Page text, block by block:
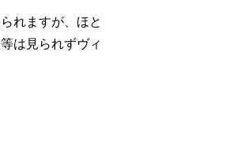
ますが、ほと
は見られずヴィ